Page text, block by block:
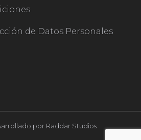
de Datos Personales
por Raddar Studios